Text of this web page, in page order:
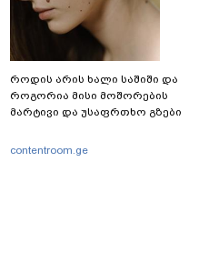
როდის არის ხალი საშიში და
როგორია მისი მოშორების
მარტივი და უსაფრთხო გზები
contentroom.ge